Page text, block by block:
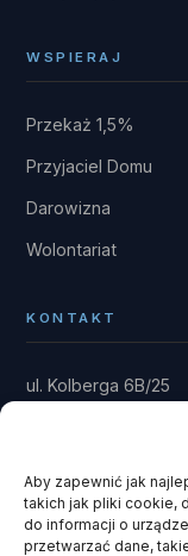
Aby zapewnić jak
takich jak pliki cookie,
do informacji o
przetwarzać dane,
WSPIERAJ
Przekaż 1,5%
Przyjaciel Domu
Darowizna
Wolontariat
KONTAKT
ul. Kolberga 6B/25
Rytel 89-642
gmina Czersk ·